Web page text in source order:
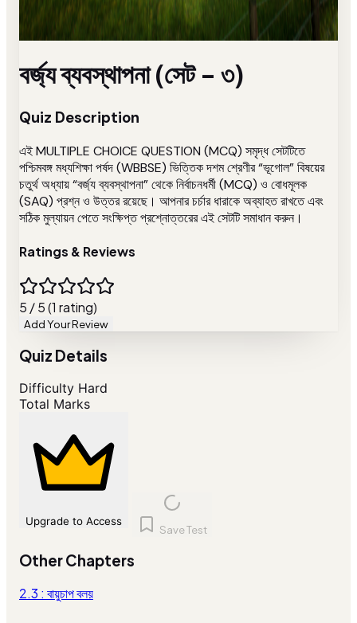
বর্জ্য ব্যবস্থাপনা (সেট - ৩)
Quiz Description
এই MULTIPLE CHOICE QUESTION (MCQ) সমৃদ্ধ সেটটিতে
পশ্চিমবঙ্গ মধ্যশিক্ষা পর্ষদ (WBBSE) ভিত্তিক দশম শ্রেণীর “ভূগোল” বিষয়ের
চতুর্থ অধ্যায় “বর্জ্য ব্যবস্থাপনা” থেকে নির্বাচনধর্মী (MCQ) ও বোধমূলক
(SAQ) প্রশ্ন ও উত্তর রয়েছে। আপনার চর্চার ধারাকে অব্যাহত রাখতে এবং
সঠিক মুল্যায়ন পেতে সংক্ষিপ্ত প্রশ্নোত্তরের এই সেটটি সমাধান করুন।
Ratings & Reviews
5 / 5 (1 rating)
Add Your Review
Quiz Details
Difficulty Hard
Total Marks
Upgrade to Access
Save Test
Other Chapters
2.3 : বায়ুচাপ বলয়